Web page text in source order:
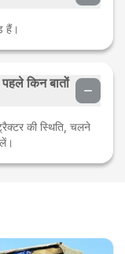
हैं।
किन बातों
की स्थिति, चलने